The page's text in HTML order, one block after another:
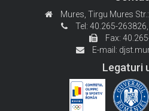
Mures, Tirgu Mures
Tel: 40.265-263826,
Fax:
E-mail:
Legaturi